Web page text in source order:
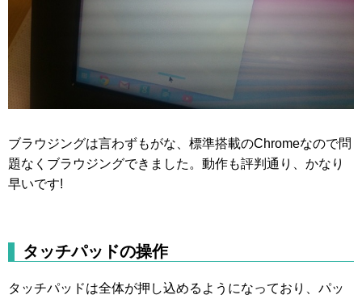
ブラウジングは言わずもがな、標準搭載のChromeなので問
題なくブラウジングできました。動作も評判通り、かなり
早いです!
タッチパッドの操作
タッチパッドは全体が押し込めるようになっており、パッ